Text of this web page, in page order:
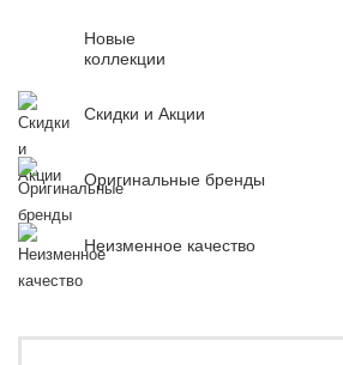
Новые
коллекции
Скидки и Акции
Оригинальные бренды
Неизменное качество